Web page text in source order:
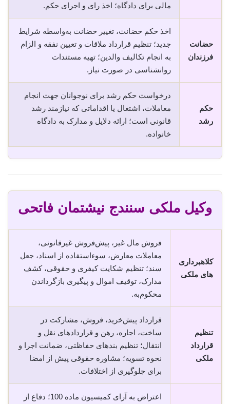
مالی برای دادگاه؛ اخذ رای و اجرای حکم.
حضانت
فرزندان
اخذ حکم حضانت، تغییر حضانت به‌واسطه شرایط
جدید؛ تنظیم قرارداد ملاقات و تعیین نفقه و الزام
به انجام تکالیف والدین؛ تهیه مستندات
روانشناسی در صورت نیاز.
حکم
رشد
درخواست حکم رشد برای نوجوانان جهت انجام
معاملات، اشتغال یا اقداماتی که نیازمند رشد
قانونی است؛ ارائه دلایل و مدارک به دادگاه
خانواده.
وکیل ملکی سنندج نیشتمان فاتحی
کلاهبرداری
های ملکی
فروش مال غیر، پیش‌فروش غیرقانونی،
معاملات معارض، سوء‌استفاده از اسناد، جعل
سند؛ تنظیم شکایت کیفری و حقوقی، کشف
مدارک، توقیف اموال و پیگیری بازگرداندن
محکوم‌به.
تنظیم
قرارداد
ملکی
قرارداد پیش‌خرید، فروش، مشارکت در
ساخت، اجاره، رهن و قراردادهای نقل و
انتقال؛ تنظیم بندهای حفاظتی، ضمانت اجرا و
نحوه تسویه؛ مشاوره حقوقی پیش از امضا
برای جلوگیری از اختلافات.
اعتراض به آرای کمیسیون ماده 100؛ دفاع از